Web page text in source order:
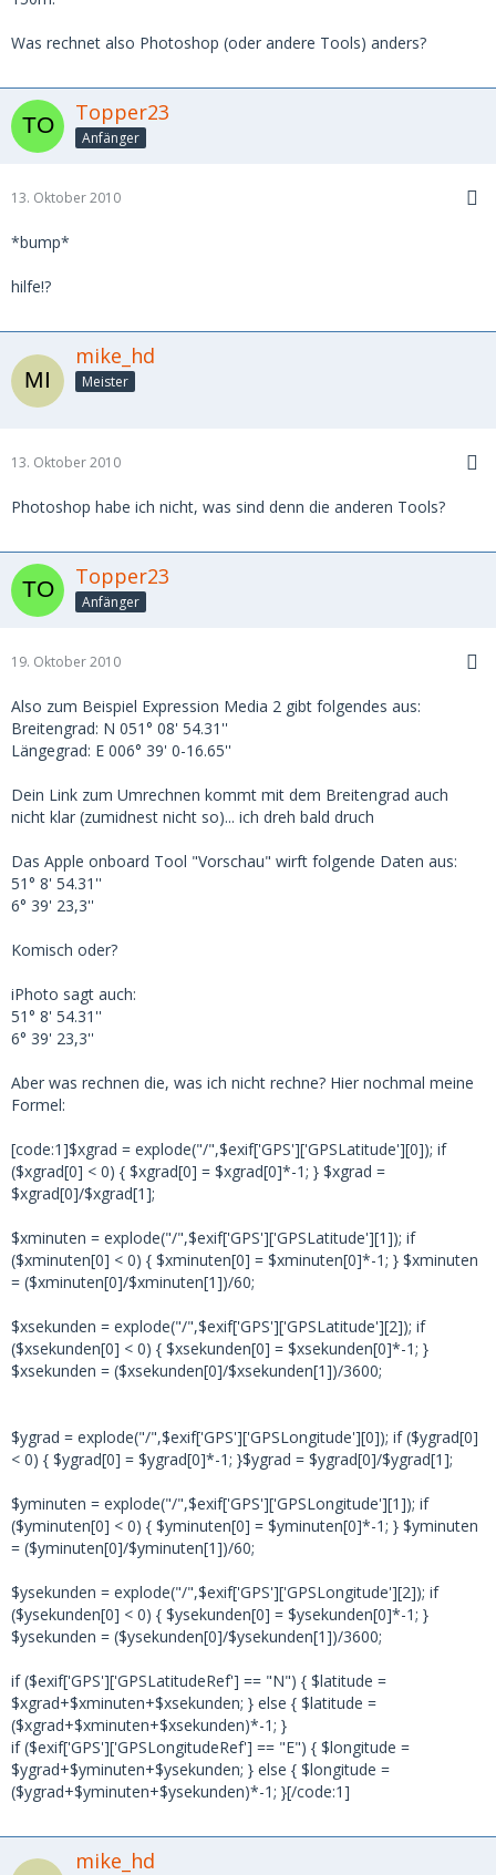
Was rechnet also Photoshop (oder andere Tools) anders?
Topper23
Anfänger
13. Oktober 2010
*bump*
hilfe!?
mike_hd
Meister
13. Oktober 2010
Photoshop habe ich nicht, was sind denn die anderen Tools?
Topper23
Anfänger
19. Oktober 2010
Also zum Beispiel Expression Media 2 gibt folgendes aus:
Breitengrad: N 051° 08' 54.31''
Längegrad: E 006° 39' 0-16.65''
Dein Link zum Umrechnen kommt mit dem Breitengrad auch
nicht klar (zumidnest nicht so)... ich dreh bald druch
Das Apple onboard Tool "Vorschau" wirft folgende Daten aus:
51° 8' 54.31''
6° 39' 23,3''
Komisch oder?
iPhoto sagt auch:
51° 8' 54.31''
6° 39' 23,3''
Aber was rechnen die, was ich nicht rechne? Hier nochmal meine
Formel:
[code:1]$xgrad = explode("/",$exif['GPS']['GPSLatitude'][0]); if
($xgrad[0] < 0) { $xgrad[0] = $xgrad[0]*-1; } $xgrad =
$xgrad[0]/$xgrad[1];
$xminuten = explode("/",$exif['GPS']['GPSLatitude'][1]); if
($xminuten[0] < 0) { $xminuten[0] = $xminuten[0]*-1; } $xminuten
= ($xminuten[0]/$xminuten[1])/60;
$xsekunden = explode("/",$exif['GPS']['GPSLatitude'][2]); if
($xsekunden[0] < 0) { $xsekunden[0] = $xsekunden[0]*-1; }
$xsekunden = ($xsekunden[0]/$xsekunden[1])/3600;
$ygrad = explode("/",$exif['GPS']['GPSLongitude'][0]); if ($ygrad[0]
< 0) { $ygrad[0] = $ygrad[0]*-1; }$ygrad = $ygrad[0]/$ygrad[1];
$yminuten = explode("/",$exif['GPS']['GPSLongitude'][1]); if
($yminuten[0] < 0) { $yminuten[0] = $yminuten[0]*-1; } $yminuten
= ($yminuten[0]/$yminuten[1])/60;
$ysekunden = explode("/",$exif['GPS']['GPSLongitude'][2]); if
($ysekunden[0] < 0) { $ysekunden[0] = $ysekunden[0]*-1; }
$ysekunden = ($ysekunden[0]/$ysekunden[1])/3600;
if ($exif['GPS']['GPSLatitudeRef'] == "N") { $latitude =
$xgrad+$xminuten+$xsekunden; } else { $latitude =
($xgrad+$xminuten+$xsekunden)*-1; }
if ($exif['GPS']['GPSLongitudeRef'] == "E") { $longitude =
$ygrad+$yminuten+$ysekunden; } else { $longitude =
($ygrad+$yminuten+$ysekunden)*-1; }[/code:1]
mike_hd